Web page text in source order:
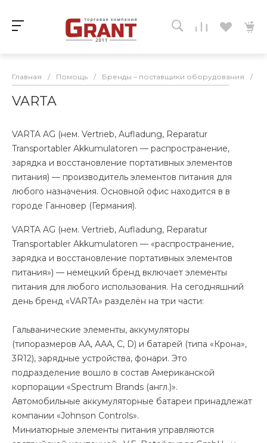
Главная / Помощь / Бренды – поставщики оборудования /
VARTA
VARTA AG (нем. Vertrieb, Aufladung, Reparatur
Transportabler Akkumulatoren — распространение,
зарядка и восстановление портативных элементов
питания) — производитель элементов питания для
любого назначения. Основной офис находится в в
городе Ганновер (Германия).
VARTA AG (нем. Vertrieb, Aufladung, Reparatur
Transportabler Akkumulatoren — «распространение,
зарядка и восстановление портативных элементов
питания») — немецкий бренд включает элементы
питания для любого использования. На сегодняшний
день бренд «VARTA» разделён на три части:
Гальванические элементы, аккумуляторы
(типоразмеров АА, ААА, С, D) и батарей (типа «Крона»,
3R12), зарядные устройства, фонари. Это
подразделение вошло в состав Американской
корпорации «Spectrum Brands (англ.)».
Автомобильные аккумуляторные батареи принадлежат
компании «Johnson Controls».
Миниатюрные элементы питания управляются